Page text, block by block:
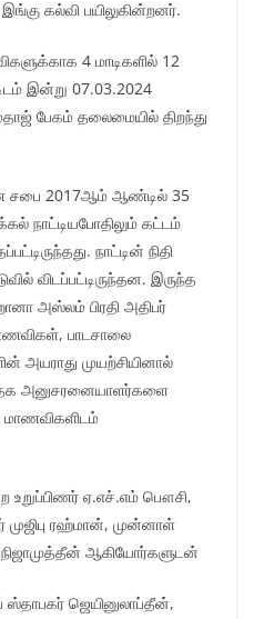
கல்வி பயிலுகின்றனர்.
4 மாடிகளில் 12
இன்று 07.03.2024
பேகம் தலைமையில் திறந்து
சபை 2017ஆம் ஆண்டில் 35
நாட்டியபோதிலும் கட்டம்
நாட்டின் நிதி
விடப்பட்டிருந்தன. இருந்த
அஸ்லம் பிரதி அதிபர்
பாடசாலை
அயராது முயற்சியினால்
அனுசரனையாளர்களை
மாணவிகளிடம்
உறுப்பிணர் ஏ.எச்.எம் பௌசி,
முஜிபு ரஹ்மான், முன்னாள்
ஆகியோர்களுடன்
ஜெயினுலாப்தீன்,